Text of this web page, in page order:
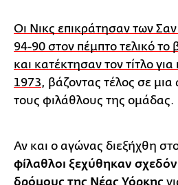
Οι Νικς επικράτησαν των
94-90 στον πέμπτο τελικό
και κατέκτησαν τον τίτλο
1973, βάζοντας τέλος σε
τους φιλάθλους της ομάδας.
Αν και ο αγώνας διεξήχθη
φίλαθλοι ξεχύθηκαν
δρόμους της Νέας Υόρκης